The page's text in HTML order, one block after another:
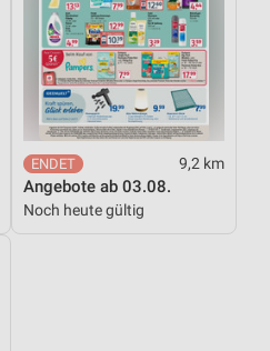
9,2 km
Angebote ab 03.08.
Noch heute gültig